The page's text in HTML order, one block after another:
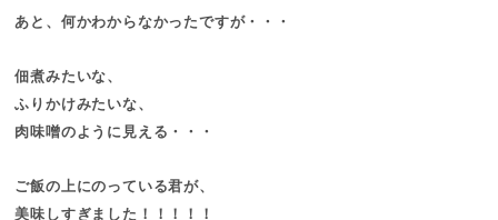
あと、何かわからなかったですが・・・
佃煮みたいな、
ふりかけみたいな、
肉味噌のように見える・・・
ご飯の上にのっている君が、
美味しすぎました！！！！！